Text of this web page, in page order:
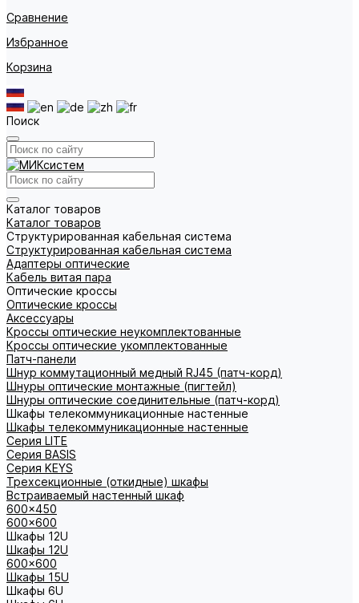
Сравнение
Избранное
Корзина
Поиск
Каталог товаров
Каталог товаров
Структурированная кабельная система
Структурированная кабельная система
Адаптеры оптические
Кабель витая пара
Оптические кроссы
Оптические кроссы
Аксессуары
Кроссы оптические неукомплектованные
Кроссы оптические укомплектованные
Патч-панели
Шнур коммутационный медный RJ45 (патч-корд)
Шнуры оптические монтажные (пигтейл)
Шнуры оптические соединительные (патч-корд)
Шкафы телекоммуникационные настенные
Шкафы телекоммуникационные настенные
Cерия LITE
Cерия BASIS
Cерия KEYS
Трехсекционные (откидные) шкафы
Встраиваемый настенный шкаф
600x450
600x600
Шкафы 12U
Шкафы 12U
600x600
Шкафы 15U
Шкафы 6U